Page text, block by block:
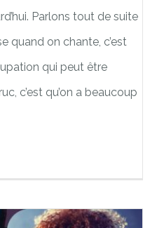
Parlons tout de suite
quand on chante, c’est
qui peut être
c’est qu’on a beaucoup